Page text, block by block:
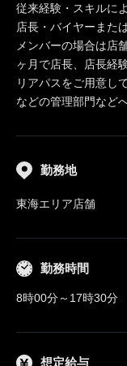
従来経験・スキルに
店長・バイヤーまた
メンバーの場合は店
ヶ月で店長、店長経
リアパスをご用意し
などの管理部門など
勤務地
東海エリア店舗
勤務時間
8時00分～17時30分
想定給与